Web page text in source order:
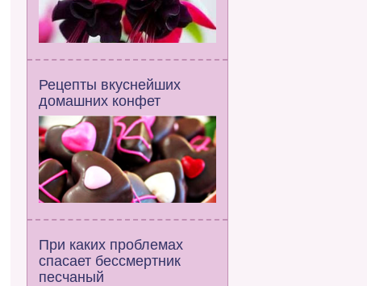
Рецепты вкуснейших
домашних конфет
При каких проблемах
спасает бессмертник
песчаный